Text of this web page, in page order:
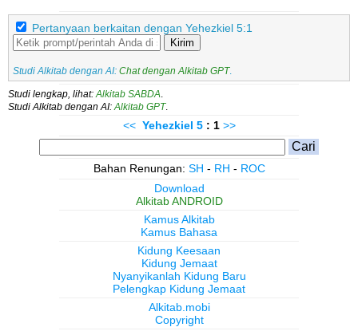
Pertanyaan berkaitan dengan Yehezkiel 5:1
Kirim
Studi Alkitab dengan AI: Chat dengan Alkitab GPT .
Studi lengkap, lihat:Alkitab SABDA.
Studi Alkitab dengan AI:Alkitab GPT .
<< Yehezkiel 5 : 1 >>
Bahan Renungan: SH - RH - ROC
Download
Alkitab ANDROID
Kamus Alkitab
Kamus Bahasa
Kidung Keesaan
Kidung Jemaat
Nyanyikanlah Kidung Baru
Pelengkap Kidung Jemaat
Alkitab.mobi
Copyright